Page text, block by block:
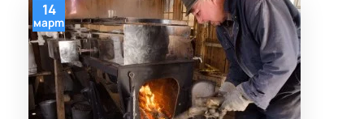
14
март